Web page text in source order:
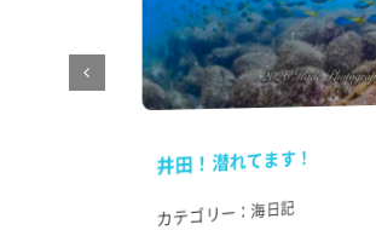
井田！潜れてます！
カテゴリー： 海日記